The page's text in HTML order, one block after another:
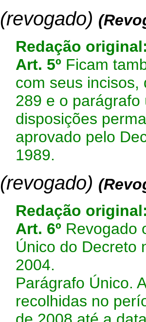
(revogado)
Redação
Art. 5º Ficam
com seus incisos,
289 e o
disposições
aprovado pelo
1989.
(revogado)
Redação
Art. 6º Revogado
Único do Decreto
2004.
Parágrafo Único.
recolhidas no